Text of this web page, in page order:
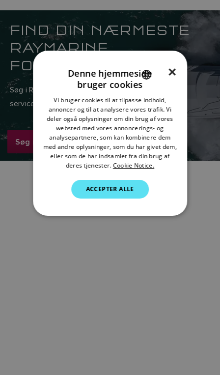
FIND DIN NÆRMESTE
RAYMARINE
FORHANDLER
Søg i Raymarines globale netværk af salgs- og
serviceforhandlere her.
Søg nu
ENGLISH
FRENCH
DANISH
ITALIAN
SWEDISH
DUTCH
×
Denne hjemmeside
bruger cookies
Vi bruger cookies til at tilpasse indhold,
annoncer og til at analysere vores trafik. Vi
deler også oplysninger om din brug af vores
websted med vores annoncerings- og
analysepartnere, som kan kombinere dem
med andre oplysninger, som du har givet dem,
eller som de har indsamlet fra din brug af
deres tjenester. Cookie Notice.
ACCEPTER ALLE